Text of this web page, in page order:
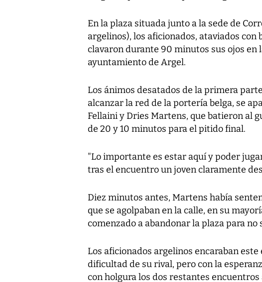
En la plaza situada junto a la sede de
argelinos), los aficionados, ataviados
clavaron durante 90 minutos sus ojos en
ayuntamiento de Argel.
Los ánimos desatados de la primera
alcanzar la red de la portería belga, se
Fellaini y Dries Martens, que batieron al
de 20 y 10 minutos para el pitido final.
"Lo importante es estar aquí y poder
tras el encuentro un joven claramente
Diez minutos antes, Martens había
que se agolpaban en la calle, en su
comenzado a abandonar la plaza para
Los aficionados argelinos encaraban
dificultad de su rival, pero con la
con holgura los dos restantes